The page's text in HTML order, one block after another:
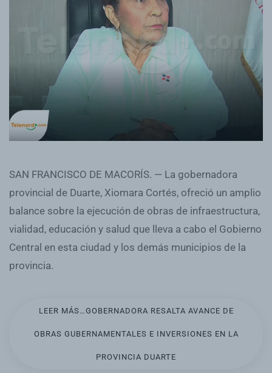
SAN FRANCISCO DE MACORÍS. — La gobernadora
provincial de Duarte, Xiomara Cortés, ofreció un amplio
balance sobre la ejecución de obras de infraestructura,
vialidad, educación y salud que lleva a cabo el Gobierno
Central en esta ciudad y los demás municipios de la
provincia.
LEER MÁS…GOBERNADORA RESALTA AVANCE DE
OBRAS GUBERNAMENTALES E INVERSIONES EN LA
PROVINCIA DUARTE